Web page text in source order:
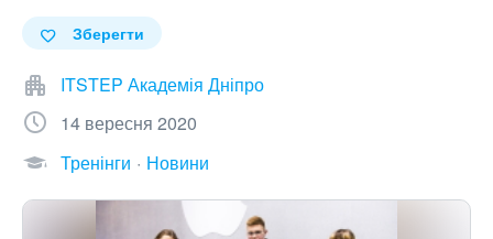
Зберегти
ITSTEP Академія Дніпро
14 вересня 2020
Тренінги
Новини